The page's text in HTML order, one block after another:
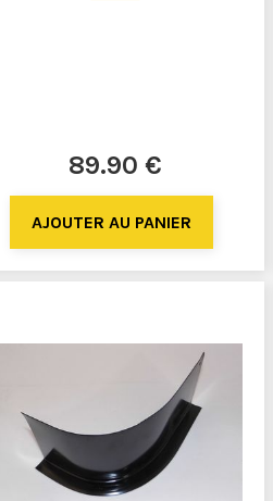
89.90 €